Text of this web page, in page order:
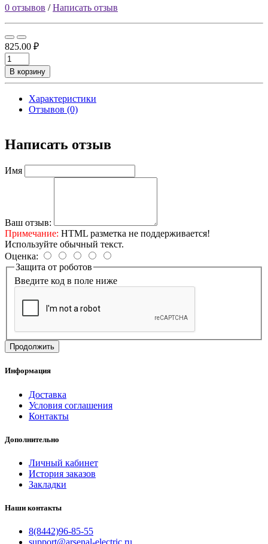
0 отзывов /Написать отзыв
825.00 ₽
В корзину
Характеристики
Отзывов (0)
Написать отзыв
Имя
Ваш отзыв:
Примечание: HTML разметка не поддерживается!
Используйте обычный текст.
Оценка:
Защита от роботов
Введите код в поле ниже
Продолжить
Информация
Доставка
Условия соглашения
Контакты
Дополнительно
Личный кабинет
История заказов
Закладки
Наши контакты
8(8442)96-85-55